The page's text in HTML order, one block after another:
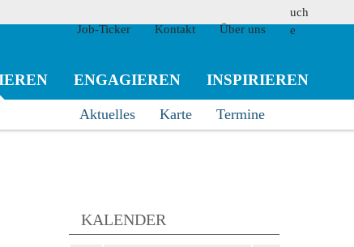
Job-Ticker
Kontakt Über uns
suchen
Aktuelles Karte Termine
ENGAGIEREN INSPIRIEREN
KALENDER